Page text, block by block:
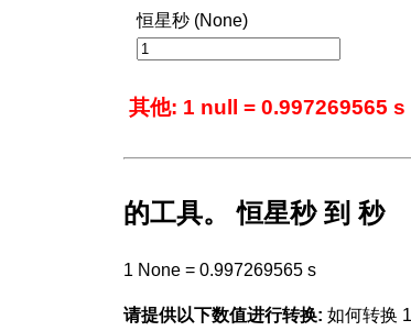
恒星秒 (None)
其他: 1 null = 0.997269565 s
的工具。 恒星秒 到 秒
1 None = 0.997269565 s
请提供以下数值进行转换: 如何转换